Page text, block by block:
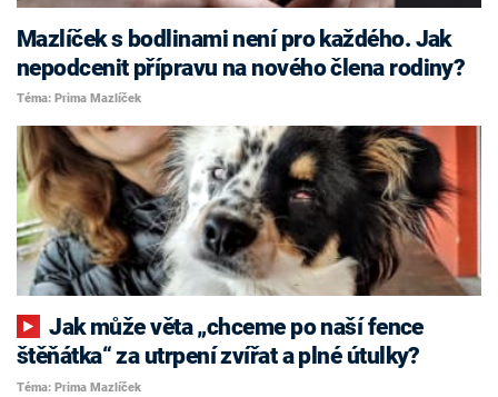
Mazlíček s bodlinami není pro každého. Jak
nepodcenit přípravu na nového člena rodiny?
Téma: Prima Mazlíček
Jak může věta „chceme po naší fence
štěňátka“ za utrpení zvířat a plné útulky?
Téma: Prima Mazlíček